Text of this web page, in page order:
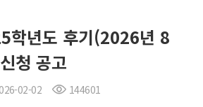
년도 후기(2026년 8
청 공고
02-02 144601